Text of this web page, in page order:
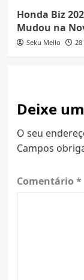
Honda Biz
Mudou na
Seku Mello
Deixe
O seu
Campos
Comentário *